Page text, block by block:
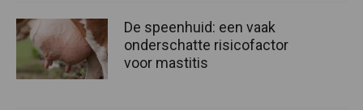
De speenhuid: een vaak
onderschatte risicofactor
voor mastitis